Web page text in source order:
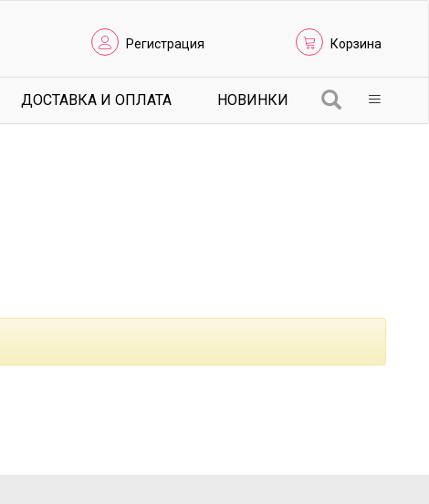
Регистрация Корзина
ДОСТАВКА И ОПЛАТА НОВИНКИ